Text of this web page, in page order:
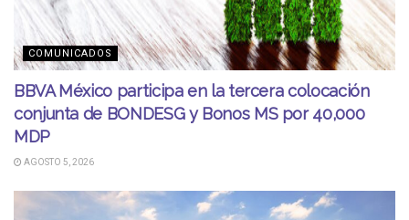
COMUNICADOS
BBVA México participa en la tercera colocación
conjunta de BONDESG y Bonos MS por 40,000
MDP
AGOSTO 5, 2026